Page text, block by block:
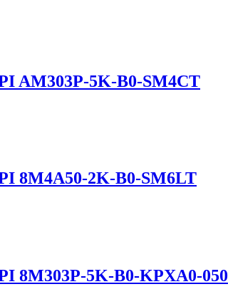
AM303P-5K-B0-SM4CT
8M4A50-2K-B0-SM6LT
8M303P-5K-B0-KPXA0-050